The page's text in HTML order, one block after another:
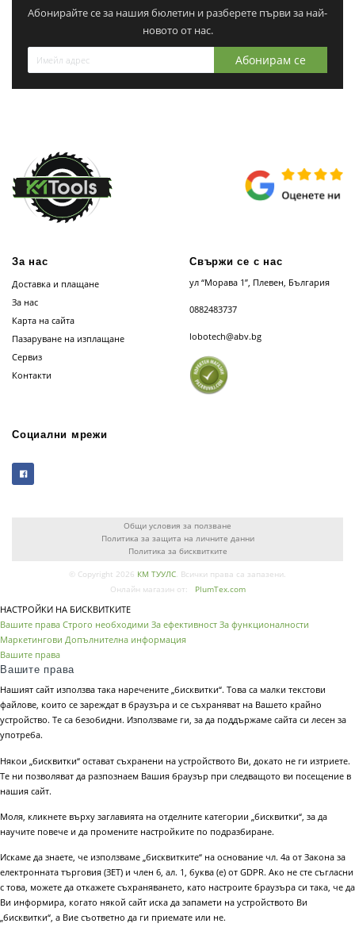
Абонирайте се за нашия бюлетин и разберете първи за най-
новото от нас.
Абонирам се
За нас
Доставка и плащане
За нас
Карта на сайта
Пазаруване на изплащане
Сервиз
Контакти
Свържи се с нас
ул “Морава 1”, Плевен, България
0882483737
lobotech@abv.bg
Социални мрежи
Общи условия за ползване
Политика за защита на личните данни
Политика за бисквитките
© Copyright 2026 КМ ТУУЛС. Всички права са запазени.
Онлайн магазин от:
PlumTex.com
НАСТРОЙКИ НА БИСКВИТКИТЕ
Вашите права Строго необходими За ефективност За функционалности
Маркетингови Допълнителна информация
Вашите права
Вашите права
Нашият сайт използва така наречените „бисквитки“. Това са малки текстови
файлове, които се зареждат в браузъра и се съхраняват на Вашето крайно
устройство. Те са безобидни. Използваме ги, за да поддържаме сайта си лесен за
употреба.
Някои „бисквитки“ остават съхранени на устройството Ви, докато не ги изтриете.
Те ни позволяват да разпознаем Вашия браузър при следващото ви посещение в
нашия сайт.
Моля, кликнете върху заглавията на отделните категории „бисквитки“, за да
научите повече и да промените настройките по подразбиране.
Искаме да знаете, че използваме „бисквитките“ на основание чл. 4а от Закона за
електронната търговия (ЗЕТ) и член 6, ал. 1, буква (е) от GDPR. Ако не сте съгласни
с това, можете да откажете съхраняването, като настроите браузъра си така, че да
Ви информира, когато някой сайт иска да запамети на устройството Ви
„бисквитки“, а Вие съответно да ги приемате или не.